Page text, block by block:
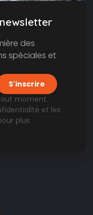
des
spéciales et
moment.
et les
plus